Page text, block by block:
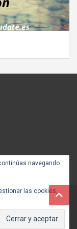
navegando
las cookies,